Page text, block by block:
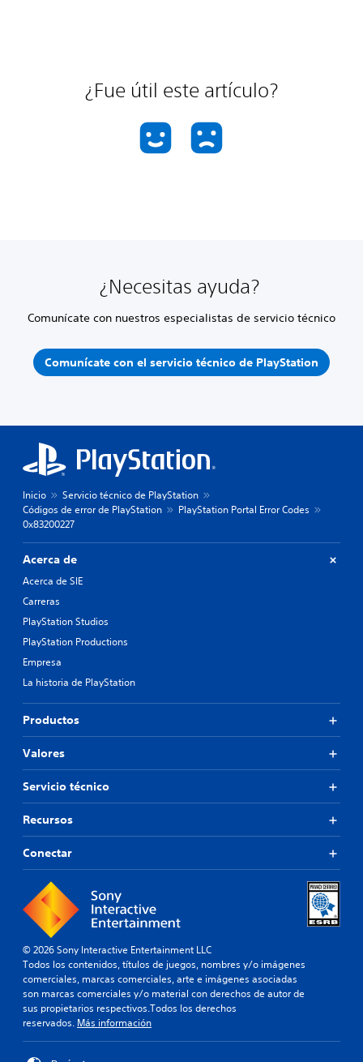
¿Fue útil este artículo?
¿Necesitas ayuda?
Comunícate con nuestros especialistas de servicio técnico
Comunícate con el servicio técnico de PlayStation
Inicio
Servicio técnico de PlayStation
Códigos de error de PlayStation
PlayStation Portal Error Codes
0x83200227
Acerca de
Acerca de SIE
Carreras
PlayStation Studios
PlayStation Productions
Empresa
La historia de PlayStation
Productos
Valores
Servicio técnico
Recursos
Conectar
© 2026 Sony Interactive Entertainment LLC
Todos los contenidos, títulos de juegos, nombres y/o imágenes
comerciales, marcas comerciales, arte e imágenes asociadas
son marcas comerciales y/o material con derechos de autor de
sus propietarios respectivos.Todos los derechos
reservados. Más información